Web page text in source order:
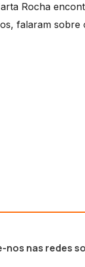
Rocha
falaram sobre
nos nas redes